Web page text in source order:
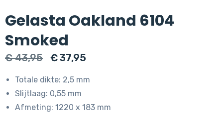
Gelasta Oakland 6104
Smoked
€43,95
Oorspronkelijke
€ 43,95.
€37,95
€ 37,95.
Totale dikte: 2,5 mm
Slijtlaag: 0,55 mm
Afmeting: 1220 x 183 mm